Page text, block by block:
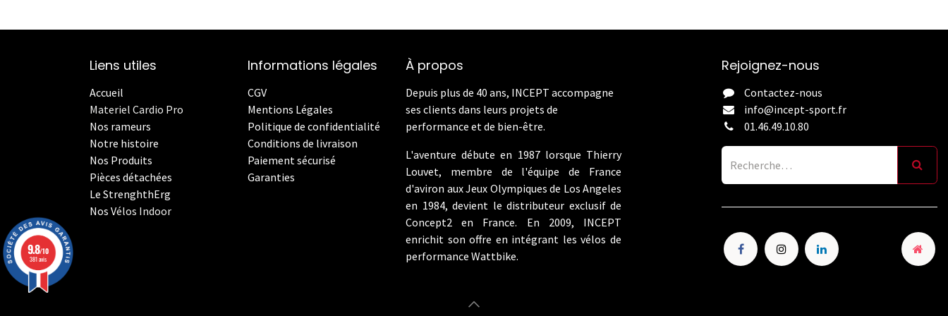
Liens utiles
Accueil
Materiel Cardio Pro
Nos rameurs
Notre histoire
Nos Produits
Pièces détachées
Le StrenghthErg
Nos Vélos Indoor
Informations légales
CGV
Mentions Légales
Politique de confidentialité
Conditions de livraison
Paiement sécurisé
Garanties
À propos
Depuis plus de 40 ans, INCEPT accompagne
ses clients dans leurs projets de
performance et de bien-être.
L'aventure débute en 1987 lorsque Thierry
Louvet, membre de l'équipe de France
d'aviron aux Jeux Olympiques de Los Angeles
en 1984, devient le distributeur exclusif de
Concept2 en France. En 2009, INCEPT
enrichit son offre en intégrant les vélos de
performance Wattbike.
Rejoignez-nous
Contactez-nous
info@incept-sport.fr
01.46.49.10.80
9.8/10
381 avis